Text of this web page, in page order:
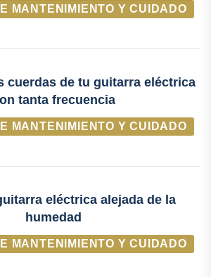
MANTENIMIENTO Y CUIDADO
cuerdas de tu guitarra eléctrica
tanta frecuencia
MANTENIMIENTO Y CUIDADO
eléctrica alejada de la
humedad
MANTENIMIENTO Y CUIDADO